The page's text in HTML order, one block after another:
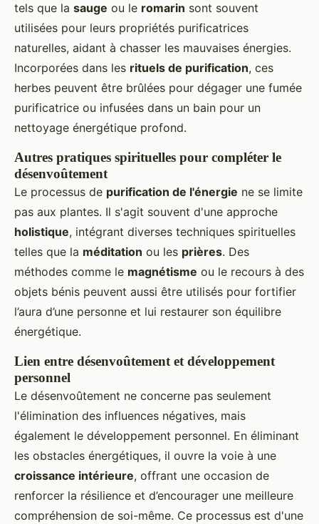
tels que la sauge ou le romarin sont souvent
utilisées pour leurs propriétés purificatrices
naturelles, aidant à chasser les mauvaises énergies.
Incorporées dans les rituels de purification, ces
herbes peuvent être brûlées pour dégager une fumée
purificatrice ou infusées dans un bain pour un
nettoyage énergétique profond.
Autres pratiques spirituelles pour compléter le
désenvoûtement
Le processus de purification de l'énergie ne se limite
pas aux plantes. Il s'agit souvent d'une approche
holistique, intégrant diverses techniques spirituelles
telles que la méditation ou les prières. Des
méthodes comme le magnétisme ou le recours à des
objets bénis peuvent aussi être utilisés pour fortifier
l’aura d’une personne et lui restaurer son équilibre
énergétique.
Lien entre désenvoûtement et développement
personnel
Le désenvoûtement ne concerne pas seulement
l'élimination des influences négatives, mais
également le développement personnel. En éliminant
les obstacles énergétiques, il ouvre la voie à une
croissance intérieure, offrant une occasion de
renforcer la résilience et d’encourager une meilleure
compréhension de soi-même. Ce processus est d'une